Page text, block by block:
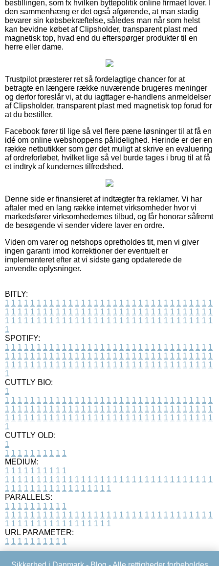
bestillingen, som fx hvilken byttepolitik online firmaet lover. I
den sammenhæng er det også afgørende, at man stadig
bevarer sin købsbekræftelse, således man når som helst
kan bevidne købet af Clipsholder, transparent plast med
magnetisk top, hvad end du efterspørger produkter til en
herre eller dame.
Trustpilot præsterer ret så fordelagtige chancer for at
betragte en længere række nuværende brugeres meninger
og derfor foreslår vi, at du iagttager e-handlens anmeldelser
af Clipsholder, transparent plast med magnetisk top forud for
at du bestiller.
Facebook fører til lige så vel flere pæne løsninger til at få en
idé om online webshoppens pålidelighed. Herinde er der en
række netbutikker som gør det muligt at skrive en evaluering
af ordreforløbet, hvilket lige så vel burde tages i brug til at få
et indtryk af kundernes tilfredshed.
Denne side er finansieret af indtægter fra reklamer. Vi har
aftaler med en lang række internet virksomheder hvor vi
markedsfører virksomhedernes tilbud, og får honorar såfremt
de besøgende vi sender videre laver en ordre.
Viden om varer og netshops opretholdes tit, men vi giver
ingen garanti imod korrektioner der eventuelt er
implementeret efter at vi sidste gang opdaterede de
anvendte oplysninger.
BITLY:
1 1 1 1 1 1 1 1 1 1 1 1 1 1 1 1 1 1 1 1 1 1 1 1 1 1 1 1 1 1 1 1 1
1 1 1 1 1 1 1 1 1 1 1 1 1 1 1 1 1 1 1 1 1 1 1 1 1 1 1 1 1 1 1 1 1
1 1 1 1 1 1 1 1 1 1 1 1 1 1 1 1 1 1 1 1 1 1 1 1 1 1 1 1 1 1 1 1 1
1
SPOTIFY:
1 1 1 1 1 1 1 1 1 1 1 1 1 1 1 1 1 1 1 1 1 1 1 1 1 1 1 1 1 1 1 1 1
1 1 1 1 1 1 1 1 1 1 1 1 1 1 1 1 1 1 1 1 1 1 1 1 1 1 1 1 1 1 1 1 1
1 1 1 1 1 1 1 1 1 1 1 1 1 1 1 1 1 1 1 1 1 1 1 1 1 1 1 1 1 1 1 1 1
1
CUTTLY BIO:
1
1 1 1 1 1 1 1 1 1 1 1 1 1 1 1 1 1 1 1 1 1 1 1 1 1 1 1 1 1 1 1 1 1
1 1 1 1 1 1 1 1 1 1 1 1 1 1 1 1 1 1 1 1 1 1 1 1 1 1 1 1 1 1 1 1 1
1 1 1 1 1 1 1 1 1 1 1 1 1 1 1 1 1 1 1 1 1 1 1 1 1 1 1 1 1 1 1 1 1
1
CUTTLY OLD:
1
1 1 1 1 1 1 1 1 1 1
MEDIUM:
1 1 1 1 1 1 1 1 1 1
1 1 1 1 1 1 1 1 1 1 1 1 1 1 1 1 1 1 1 1 1 1 1 1 1 1 1 1 1 1 1 1 1
1 1 1 1 1 1 1 1 1 1 1 1 1 1 1 1 1
PARALLELS:
1 1 1 1 1 1 1 1 1 1
1 1 1 1 1 1 1 1 1 1 1 1 1 1 1 1 1 1 1 1 1 1 1 1 1 1 1 1 1 1 1 1 1
1 1 1 1 1 1 1 1 1 1 1 1 1 1 1 1 1
URL PARAMETER:
1 1 1 1 1 1 1 1 1 1